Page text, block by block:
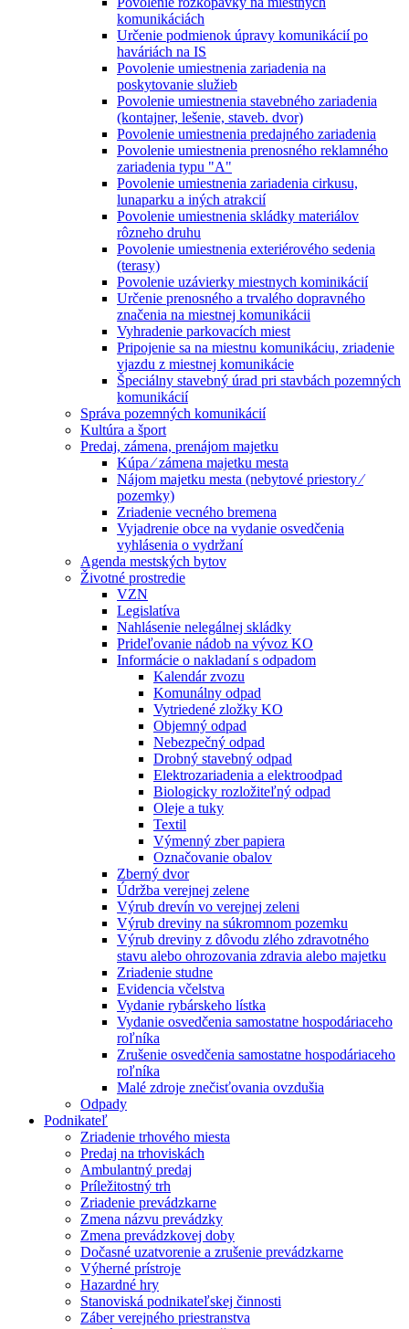
komunikáciách
Určenie podmienok úpravy komunikácií po
haváriách na IS
Povolenie umiestnenia zariadenia na
poskytovanie služieb
Povolenie umiestnenia stavebného zariadenia
(kontajner, lešenie, staveb. dvor)
Povolenie umiestnenia predajného zariadenia
Povolenie umiestnenia prenosného reklamného
zariadenia typu "A"
Povolenie umiestnenia zariadenia cirkusu,
lunaparku a iných atrakcií
Povolenie umiestnenia skládky materiálov
rôzneho druhu
Povolenie umiestnenia exteriérového sedenia
(terasy)
Povolenie uzávierky miestnych kominikácií
Určenie prenosného a trvalého dopravného
značenia na miestnej komunikácii
Vyhradenie parkovacích miest
Pripojenie sa na miestnu komunikáciu, zriadenie
vjazdu z miestnej komunikácie
Špeciálny stavebný úrad pri stavbách pozemných
komunikácií
Správa pozemných komunikácií
Kultúra a šport
Predaj, zámena, prenájom majetku
Kúpa ⁄ zámena majetku mesta
Nájom majetku mesta (nebytové priestory ⁄
pozemky)
Zriadenie vecného bremena
Vyjadrenie obce na vydanie osvedčenia
vyhlásenia o vydržaní
Agenda mestských bytov
Životné prostredie
VZN
Legislatíva
Nahlásenie nelegálnej skládky
Prideľovanie nádob na vývoz KO
Informácie o nakladaní s odpadom
Kalendár zvozu
Komunálny odpad
Vytriedené zložky KO
Objemný odpad
Nebezpečný odpad
Drobný stavebný odpad
Elektrozariadenia a elektroodpad
Biologicky rozložiteľný odpad
Oleje a tuky
Textil
Výmenný zber papiera
Označovanie obalov
Zberný dvor
Údržba verejnej zelene
Výrub drevín vo verejnej zeleni
Výrub dreviny na súkromnom pozemku
Výrub dreviny z dôvodu zlého zdravotného
stavu alebo ohrozovania zdravia alebo majetku
Zriadenie studne
Evidencia včelstva
Vydanie rybárskeho lístka
Vydanie osvedčenia samostatne hospodáriaceho
roľníka
Zrušenie osvedčenia samostatne hospodáriaceho
roľníka
Malé zdroje znečisťovania ovzdušia
Odpady
Podnikateľ
Zriadenie trhového miesta
Predaj na trhoviskách
Ambulantný predaj
Príležitostný trh
Zriadenie prevádzkarne
Zmena názvu prevádzky
Zmena prevádzkovej doby
Dočasné uzatvorenie a zrušenie prevádzkarne
Výherné prístroje
Hazardné hry
Stanoviská podnikateľskej činnosti
Záber verejného priestranstva